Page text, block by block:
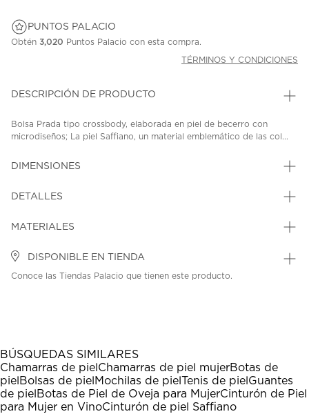
PUNTOS PALACIO
Obtén 3,020 Puntos Palacio con esta compra.
TÉRMINOS Y CONDICIONES
DESCRIPCIÓN DE PRODUCTO
Bolsa Prada tipo crossbody, elaborada en piel de becerro con
microdiseños; La piel Saffiano, un material emblemático de las col...
DIMENSIONES
DETALLES
MATERIALES
DISPONIBLE EN TIENDA
Conoce las Tiendas Palacio que tienen este producto.
BÚSQUEDAS SIMILARES
Chamarras de piel Chamarras de piel mujerBotas de
piel Bolsas de piel Mochilas de piel Tenis de piel Guantes
de piel Botas de Piel de Oveja para MujerCinturón de Piel
para Mujer en VinoCinturón de piel Saffiano